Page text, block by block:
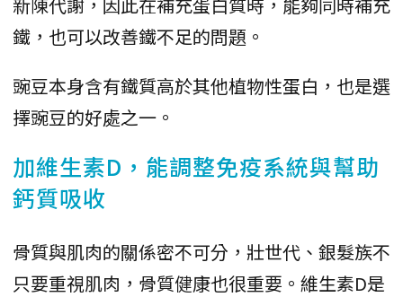
鐵，也可以改善鐵不足的問題。
豌豆本身含有鐵質高於其他植物性蛋白，也是選
擇豌豆的好處之一。
加維生素D，能調整免疫系統與幫助
鈣質吸收
骨質與肌肉的關係密不可分，壯世代、銀髮族不
只要重視肌肉，骨質健康也很重要。維生素D是